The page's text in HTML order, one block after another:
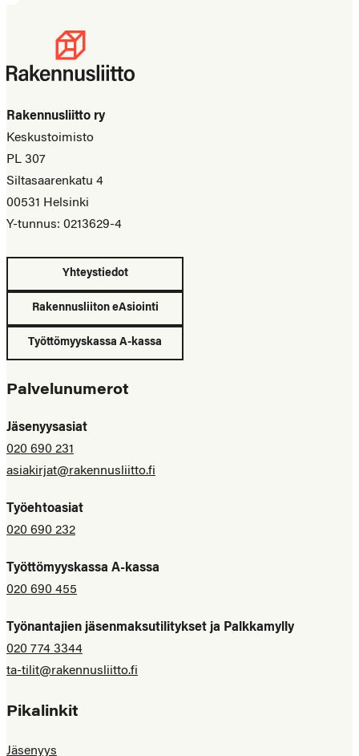
Rakennusliitto ry
Keskustoimisto
PL 307
Siltasaarenkatu 4
00531 Helsinki
Y-tunnus: 0213629-4
Yhteystiedot
Rakennusliiton eAsiointi
Työttömyyskassa A-kassa
Palvelunumerot
Jäsenyysasiat
020 690 231
asiakirjat@rakennusliitto.fi
Työehtoasiat
020 690 232
Työttömyyskassa A-kassa
020 690 455
Työnantajien jäsenmaksutilitykset ja Palkkamylly
020 774 3344
ta-tilit@rakennusliitto.fi
Pikalinkit
Jäsenyys